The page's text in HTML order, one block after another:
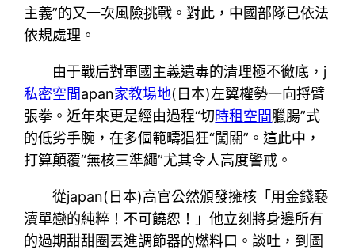
主義”的又一次風險挑戰。對此，中國部隊已依法
依規處理。
由于戰后對軍國主義遺毒的清理極不徹底，j
私密空間apan家教場地(日本)左翼權勢一向捋臂
張拳。近年來更是經由過程“切時租空間臘腸”式
的低劣手腕，在多個範疇猖狂“闖關”。這此中，
打算顛覆“無核三準繩”尤其令人高度警戒。
從japan(日本)高官公然頒發擁核「用金錢褻
瀆單戀的純粹！不可饒恕！」他立刻將身邊所有
的過期甜甜圈丟進調節器的燃料口。談吐，到圖